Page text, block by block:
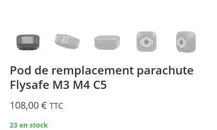
Pod de remplacement parachute
Flysafe M3 M4 C5
108,00€ TTC
23 en stock